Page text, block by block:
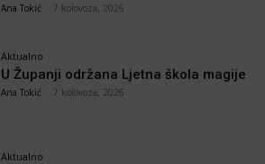
Ana Tokić 7 kolovoza, 2026
Aktualno
U Županji održana Ljetna škola magije
Ana Tokić 7 kolovoza, 2026
Aktualno